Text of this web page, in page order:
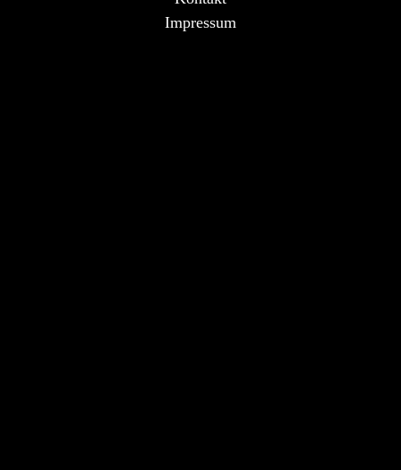
Impressum